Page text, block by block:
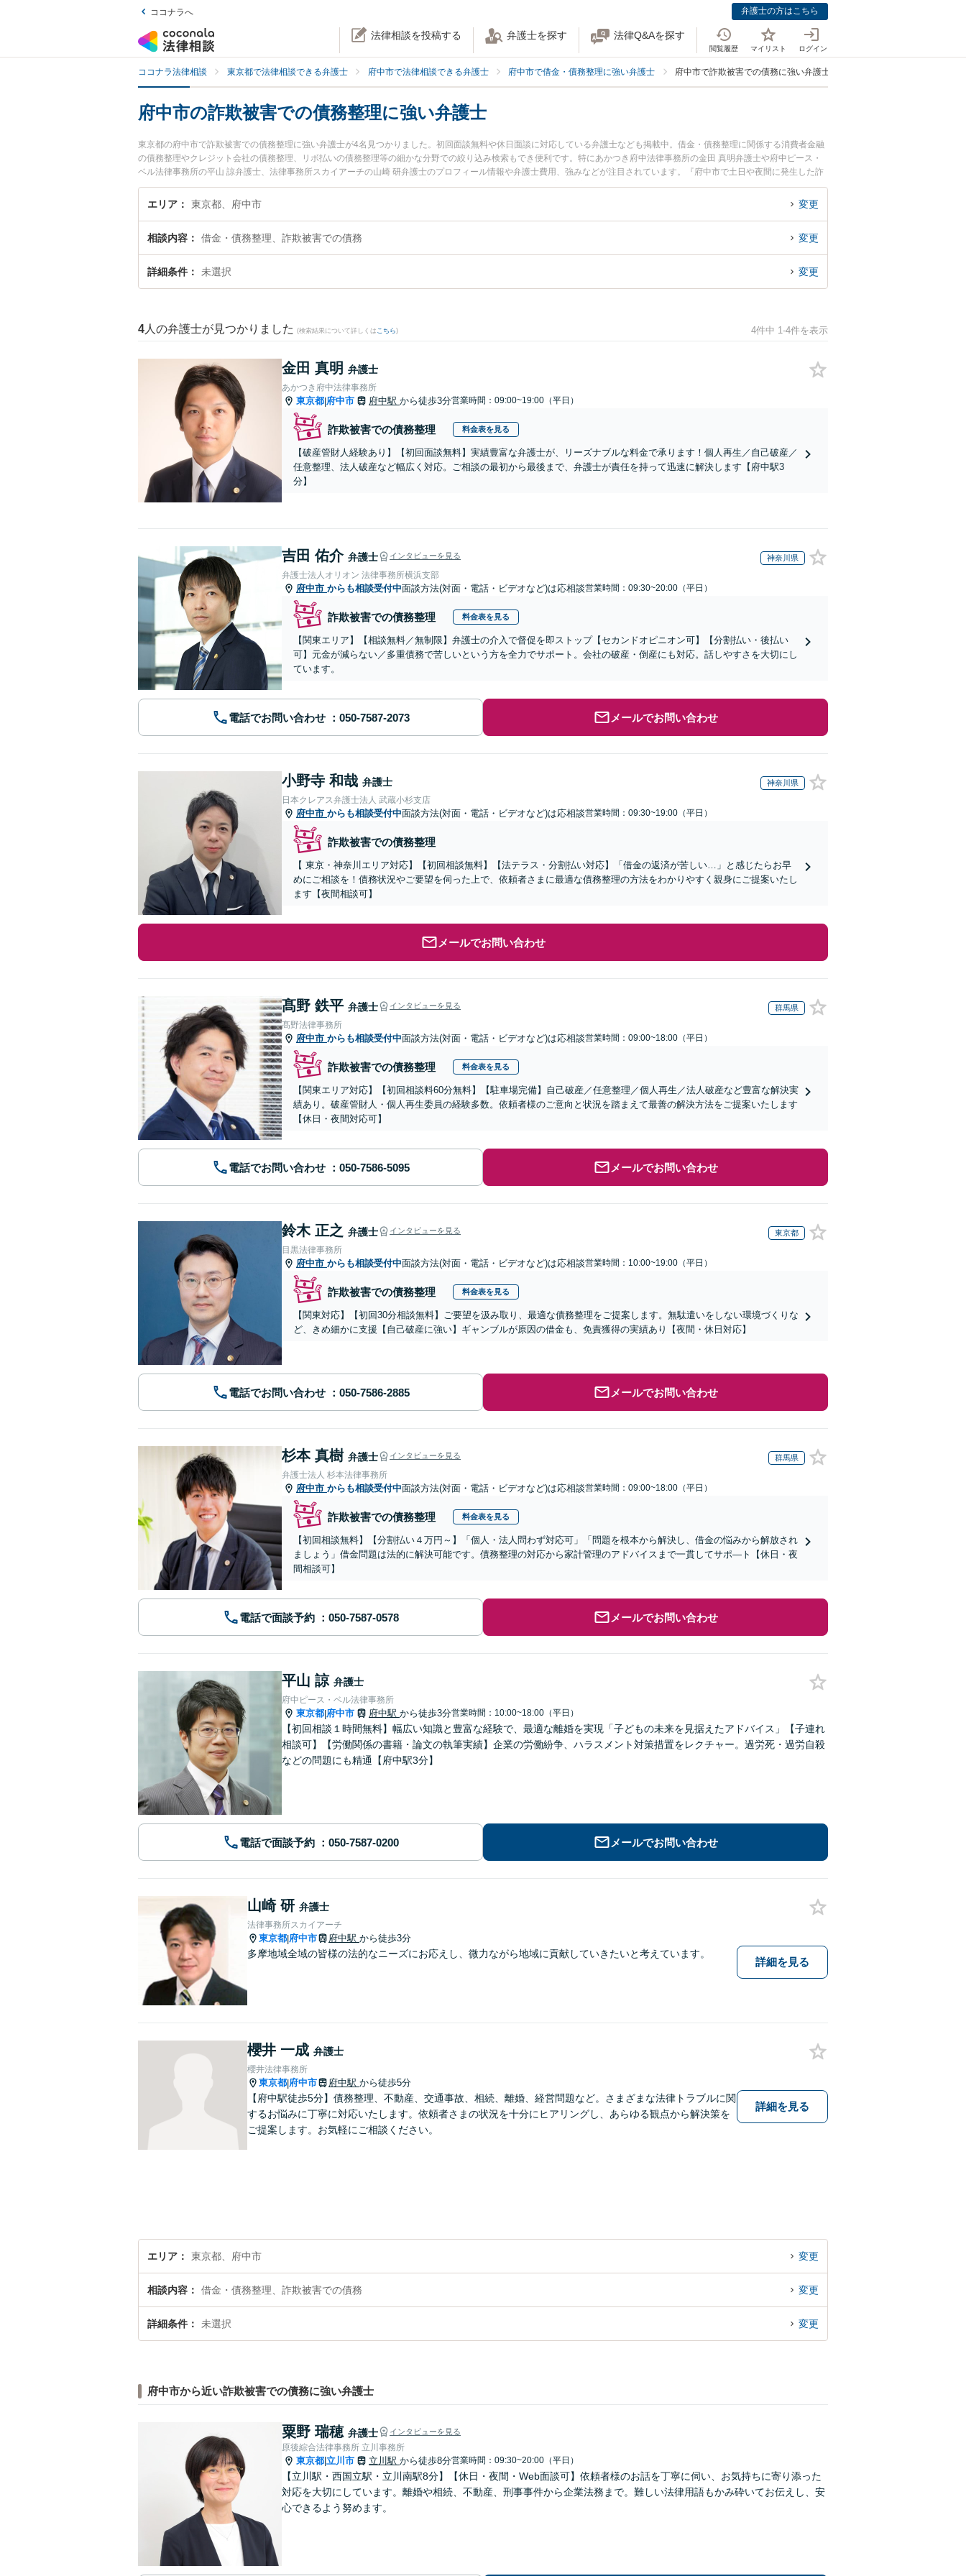
ココナラへ 弁護士の方はこちら
法律相談を投稿する 弁護士を探す 法律Q&Aを探す
閲覧履歴 マイリスト ログイン
ココナラ法律相談 東京都で法律相談できる弁護士 府中市で法律相談できる弁護士 府中市で借金・債務整理に強い弁護士 府中市で詐欺被害での債務に強い弁護士
府中市の詐欺被害での債務整理に強い弁護士
東京都の府中市で詐欺被害での債務整理に強い弁護士が4名見つかりました。初回面談無料や休日面談に対応している弁護士なども掲載中。借金・債務整理に関係する消費者金融
の債務整理やクレジット会社の債務整理、リボ払いの債務整理等の細かな分野での絞り込み検索もでき便利です。特にあかつき府中法律事務所の金田 真明弁護士や府中ピース・
ベル法律事務所の平山 諒弁護士、法律事務所スカイアーチの山崎 研弁護士のプロフィール情報や弁護士費用、強みなどが注目されています。『府中市で土日や夜間に発生した詐
欺被害での債務整理のトラブルを今すぐに弁護士に相談したい』『詐欺被害での債務整理のトラブル解決の実績豊富な近くの弁護士を検索したい』『初回相談無料で詐欺被害での
債務整理を法律相談できる府中市内の弁護士に相談予約したい』などでお困りの相談者さんにおすすめです。
エリア 東京都、府中市 変更
相談内容 借金・債務整理、詐欺被害での債務 変更
詳細条件 未選択 変更
4 人の弁護士が見つかりました (検索結果について詳しくは こちら) 4件中 1-4件を表示
金田 真明 弁護士
あかつき府中法律事務所
東京都|府中市 府中駅 から徒歩3分営業時間：09:00~19:00（平日）
詐欺被害での債務整理 料金表を見る
【破産管財人経験あり】【初回面談無料】実績豊富な弁護士が、リーズナブルな料金で承ります！個人再生／自己破産／
任意整理、法人破産など幅広く対応。ご相談の最初から最後まで、弁護士が責任を持って迅速に解決します【府中駅3
分】
吉田 佑介 弁護士 インタビューを見る 神奈川県
弁護士法人オリオン 法律事務所横浜支部
府中市 からも相談受付中面談方法(対面・電話・ビデオなど)は応相談営業時間：09:30~20:00（平日）
詐欺被害での債務整理 料金表を見る
【関東エリア】【相談無料／無制限】弁護士の介入で督促を即ストップ【セカンドオピニオン可】【分割払い・後払い
可】元金が減らない／多重債務で苦しいという方を全力でサポート。会社の破産・倒産にも対応。話しやすさを大切にし
ています。
電話でお問い合わせ メールでお問い合わせ
小野寺 和哉 弁護士 神奈川県
日本クレアス弁護士法人 武蔵小杉支店
府中市 からも相談受付中面談方法(対面・電話・ビデオなど)は応相談営業時間：09:30~19:00（平日）
詐欺被害での債務整理
【 東京・神奈川エリア対応】【初回相談無料】【法テラス・分割払い対応】「借金の返済が苦しい…」と感じたらお早
めにご相談を！債務状況やご要望を伺った上で、依頼者さまに最適な債務整理の方法をわかりやすく親身にご提案いたし
ます【夜間相談可】
メールでお問い合わせ
髙野 鉄平 弁護士 インタビューを見る 群馬県
髙野法律事務所
府中市 からも相談受付中面談方法(対面・電話・ビデオなど)は応相談営業時間：09:00~18:00（平日）
詐欺被害での債務整理 料金表を見る
【関東エリア対応】【初回相談料60分無料】【駐車場完備】自己破産／任意整理／個人再生／法人破産など豊富な解決実
績あり。破産管財人・個人再生委員の経験多数。依頼者様のご意向と状況を踏まえて最善の解決方法をご提案いたします
【休日・夜間対応可】
電話でお問い合わせ メールでお問い合わせ
鈴木 正之 弁護士 インタビューを見る 東京都
目黒法律事務所
府中市 からも相談受付中面談方法(対面・電話・ビデオなど)は応相談営業時間：10:00~19:00（平日）
詐欺被害での債務整理 料金表を見る
【関東対応】【初回30分相談無料】ご要望を汲み取り、最適な債務整理をご提案します。無駄遣いをしない環境づくりな
ど、きめ細かに支援【自己破産に強い】ギャンブルが原因の借金も、免責獲得の実績あり【夜間・休日対応】
電話でお問い合わせ メールでお問い合わせ
杉本 真樹 弁護士 インタビューを見る 群馬県
弁護士法人 杉本法律事務所
府中市 からも相談受付中面談方法(対面・電話・ビデオなど)は応相談営業時間：09:00~18:00（平日）
詐欺被害での債務整理 料金表を見る
【初回相談無料】【分割払い４万円～】「個人・法人問わず対応可」「問題を根本から解決し、借金の悩みから解放され
ましょう」借金問題は法的に解決可能です。債務整理の対応から家計管理のアドバイスまで一貫してサポ―ト【休日・夜
間相談可】
電話で面談予約 メールでお問い合わせ
平山 諒 弁護士
府中ピース・ベル法律事務所
東京都|府中市 府中駅 から徒歩3分営業時間：10:00~18:00（平日）
【初回相談１時間無料】幅広い知識と豊富な経験で、最適な離婚を実現「子どもの未来を見据えたアドバイス」【子連れ
相談可】【労働関係の書籍・論文の執筆実績】企業の労働紛争、ハラスメント対策措置をレクチャー。過労死・過労自殺
などの問題にも精通【府中駅3分】
電話で面談予約 メールでお問い合わせ
山崎 研 弁護士
法律事務所スカイアーチ
東京都|府中市 府中駅 から徒歩3分
多摩地域全域の皆様の法的なニーズにお応えし、微力ながら地域に貢献していきたいと考えています。
詳細を見る
櫻井 一成 弁護士
櫻井法律事務所
東京都|府中市 府中駅 から徒歩5分
【府中駅徒歩5分】債務整理、不動産、交通事故、相続、離婚、経営問題など。さまざまな法律トラブルに関
するお悩みに丁寧に対応いたします。依頼者さまの状況を十分にヒアリングし、あらゆる観点から解決策を
ご提案します。お気軽にご相談ください。
詳細を見る
エリア 東京都、府中市 変更
相談内容 借金・債務整理、詐欺被害での債務 変更
詳細条件 未選択 変更
府中市から近い詐欺被害での債務に強い弁護士
粟野 瑞穂 弁護士 インタビューを見る
原後綜合法律事務所 立川事務所
東京都 立川市 立川駅 から徒歩8分営業時間：09:30~20:00（平日）
【立川駅・西国立駅・立川南駅8分】【休日・夜間・Web面談可】依頼者様のお話を丁寧に伺い、お気持ちに寄り添った
対応を大切にしています。離婚や相続、不動産、刑事事件から企業法務まで。難しい法律用語もかみ砕いてお伝えし、安
心できるよう努めます。